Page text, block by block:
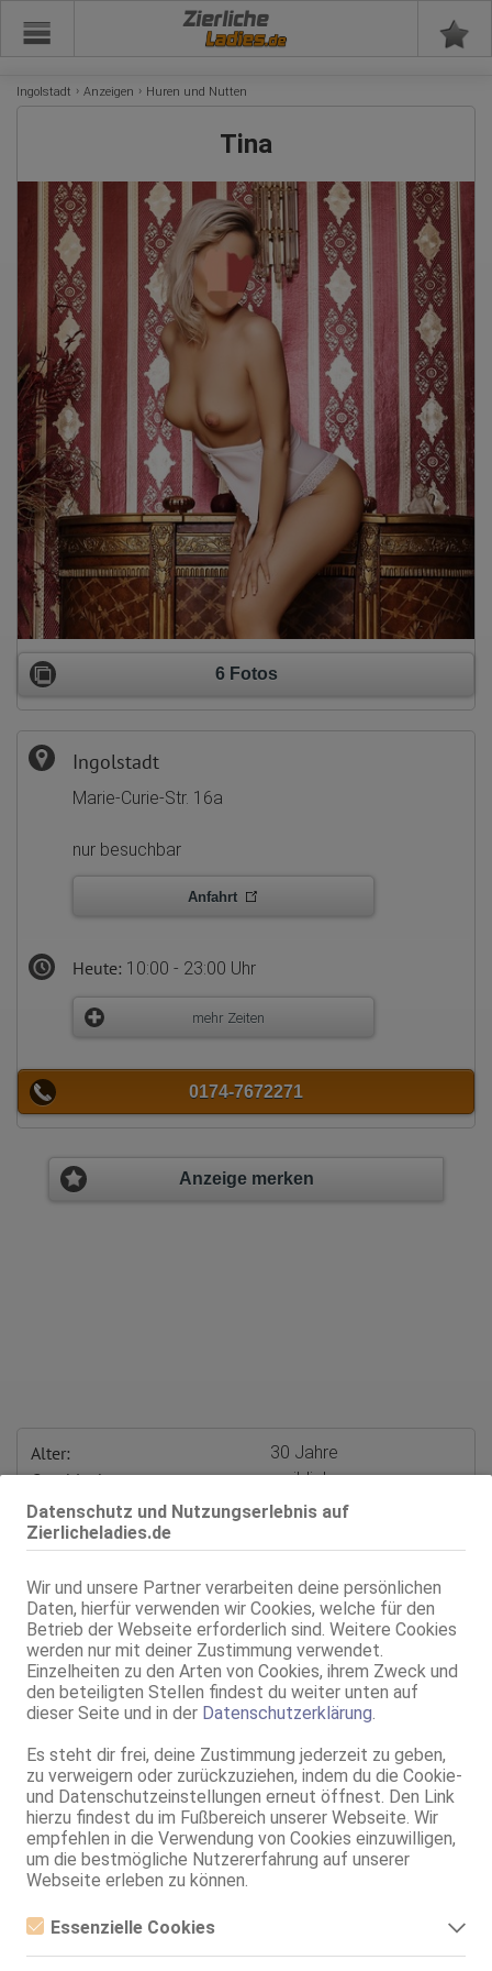
Datenschutz und Nutzungserlebnis auf
Zierlicheladies.de
Wir und unsere Partner verarbeiten deine persönlichen
Daten, hierfür verwenden wir Cookies, welche für den
Betrieb der Webseite erforderlich sind. Weitere Cookies
werden nur mit deiner Zustimmung verwendet.
Einzelheiten zu den Arten von Cookies, ihrem Zweck und
den beteiligten Stellen findest du weiter unten auf
dieser Seite und in der Datenschutzerklärung.
Es steht dir frei, deine Zustimmung jederzeit zu geben,
zu verweigern oder zurückzuziehen, indem du die Cookie-
und Datenschutzeinstellungen erneut öffnest. Den Link
hierzu findest du im Fußbereich unserer Webseite. Wir
empfehlen in die Verwendung von Cookies einzuwilligen,
um die bestmögliche Nutzererfahrung auf unserer
Webseite erleben zu können.
Essenzielle Cookies
Essenzielle Cookies sind alle notwendigen Cookies, die für den
Zierliche
Ingolstadt Anzeigen Huren und Nutten
Tina
6 Fotos
Ingolstadt
Marie-Curie-Str. 16a
nur besuchbar
Anfahrt
Heute: 10:00 - 23:00 Uhr
mehr Zeiten
0174-7672271
Anzeige merken
Alter: 30 Jahre
Geschlecht: weiblich
Körpergröße: 168 cm
Oberweite:
Typ: deutsch
KF: 34
Gewicht: 50 kg
Schuhgröße: 35
Intimbereich: total rasiert
Haare: blond, schulterlang
Augen: grün
Haut:
Körperschmuck: Nabel-Piercing
Sprachen:
Deutsch
Englisch
Spanisch
Verkehr:
GV